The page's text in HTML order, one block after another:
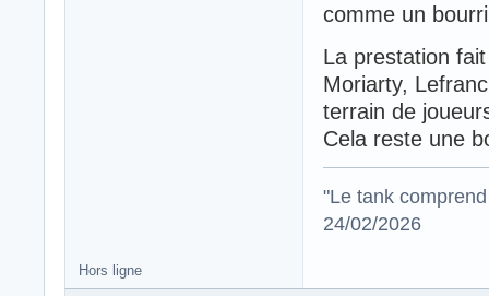
comme un
La prestation
Moriarty,
terrain de
Cela reste une
"Le tank
24/02/2026
Hors ligne